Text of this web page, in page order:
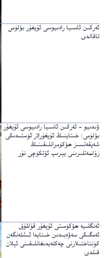
ئەركىن ئاسىيا رادىيوسى ئۇيغۇر بۆلۈمى
تاقالدى
ۋىدىيو – ئەركىن ئاسىيا رادىيوسى ئۇيغۇر
بۆلۈمى: خىتاينىڭ ئۇيغۇرلار ئۈستىدىكى
شەپقەتسىز ھۆكۈمرانلىقىنىڭ
زۇلمەتلىرىنى يېرىپ ئۆتكۈچى نۇر
ئەنگلىيە ھۆكۈمىتى ئۇيغۇر قۇللۇق
ئەمگىكى سەۋەبىدىن خىتايدا ئىشلەنگەن
كۈنتاختىلارنى چەكلەيدىغانلىقىنى ئېلان
قىلدى